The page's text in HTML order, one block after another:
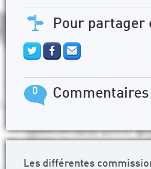
Pour partager
0 Commentaires
Les différentes